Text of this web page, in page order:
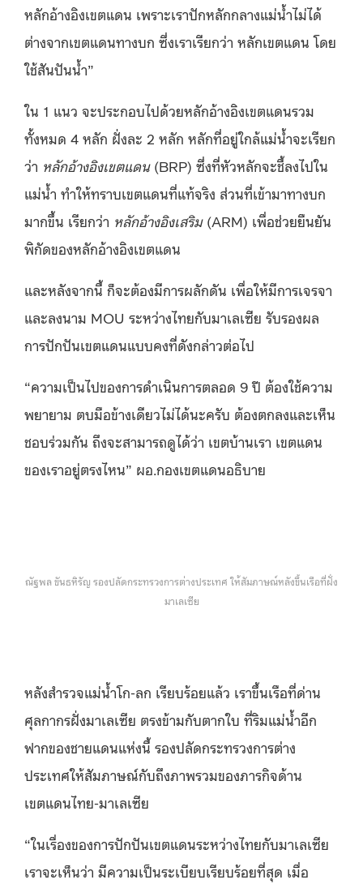
หลักอ้างอิงเขตแดน เพราะเราปักหลักกลางแม่น้ำไม่ได้
ต่างจากเขตแดนทางบก ซึ่งเราเรียกว่า หลักเขตแดน โดย
ใช้สันปันน้ำ”
ใน 1 แนว จะประกอบไปด้วยหลักอ้างอิงเขตแดนรวม
ทั้งหมด 4 หลัก ฝั่งละ 2 หลัก หลักที่อยู่ใกล้แม่น้ำจะเรียก
ว่า หลักอ้างอิงเขตแดน(BRP) ซึ่งที่หัวหลักจะชี้ลงไปใน
แม่น้ำ ทำให้ทราบเขตแดนที่แท้จริง ส่วนที่เข้ามาทางบก
มากขึ้น เรียกว่า หลักอ้างอิงเสริม(ARM) เพื่อช่วยยืนยัน
พิกัดของหลักอ้างอิงเขตแดน
และหลังจากนี้ ก็จะต้องมีการผลักดัน เพื่อให้มีการเจรจา
และลงนาม MOU ระหว่างไทยกับมาเลเซีย รับรองผล
การปักปันเขตแดนแบบคงที่ดังกล่าวต่อไป
“ความเป็นไปของการดำเนินการตลอด 9 ปี ต้องใช้ความ
พยายาม ตบมือข้างเดียวไม่ได้นะครับ ต้องตกลงและเห็น
ชอบร่วมกัน ถึงจะสามารถดูได้ว่า เขตบ้านเรา เขตแดน
ของเราอยู่ตรงไหน” ผอ.กองเขตแดนอธิบาย
ณัฐพล ขันธหิรัญ รองปลัดกระทรวงการต่างประเทศ ให้สัมภาษณ์หลังขึ้นเรือที่ฝั่ง
มาเลเซีย
หลังสำรวจแม่น้ำโก-ลก เรียบร้อยแล้ว เราขึ้นเรือที่ด่าน
ศุลกากรฝั่งมาเลเซีย ตรงข้ามกับตากใบ ที่ริมแม่น้ำอีก
ฟากของชายแดนแห่งนี้ รองปลัดกระทรวงการต่าง
ประเทศให้สัมภาษณ์กับถึงภาพรวมของภารกิจด้าน
เขตแดนไทย-มาเลเซีย
“ในเรื่องของการปักปันเขตแดนระหว่างไทยกับมาเลเซีย
เราจะเห็นว่า มีความเป็นระเบียบเรียบร้อยที่สุด เมื่อ